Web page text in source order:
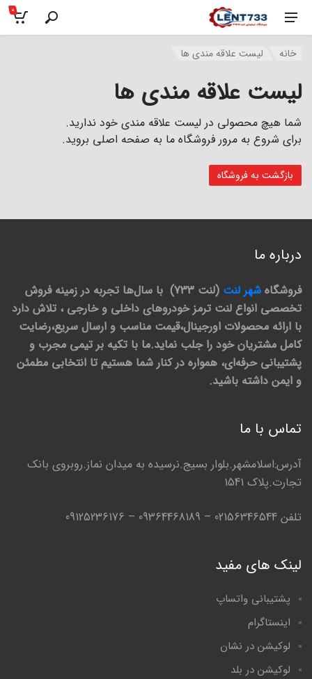
0
خانه لیست علاقه مندی ها
لیست علاقه مندی ها
شما هیچ محصولی در لیست علاقه مندی خود ندارید.
برای شروع به مرور فروشگاه ما به صفحه اصلی بروید.
بازگشت به فروشگاه
درباره ما
فروشگاه شهر لنت
(لنت 733) با سال‌ها تجربه در زمینه فروش
تخصصی انواع لنت ترمز خودروهای داخلی و خارجی ، تلاش دارد
با ارائه محصولات اورجینال،قیمت مناسب و ارسال سریع،رضایت
کامل مشتریان خود را جلب نماید.ما با تکیه بر تیمی مجرب و
پشتیبانی حرفه‌ای، همواره در کنار شما هستیم تا انتخابی مطمئن
و ایمن داشته باشید.
تماس با ما
آدرس:اسلامشهر.بلوار بسیج.نرسیده به میدان نماز.روبروی بانک
تجارت.پلاک 1541
تلفن 02156346544 – 09364468189 – 09125236176
لینک های مفید
پشتیبانی واتساپ
اینستاگرام
لوکیشن در نشان
لوکیشن در بلد